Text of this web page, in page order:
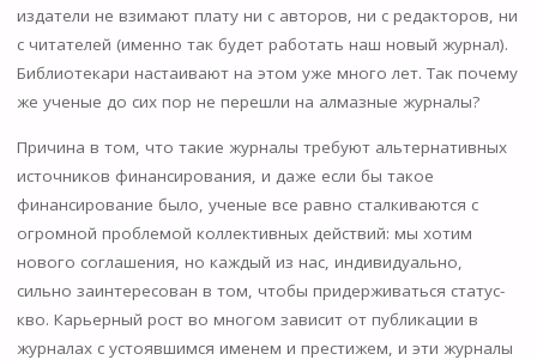
издатели не взимают плату ни с авторов, ни с редакторов, ни
с читателей (именно так будет работать наш новый журнал).
Библиотекари настаивают на этом уже много лет. Так почему
же ученые до сих пор не перешли на алмазные журналы?
Причина в том, что такие журналы требуют альтернативных
источников финансирования, и даже если бы такое
финансирование было, ученые все равно сталкиваются с
огромной проблемой коллективных действий: мы хотим
нового соглашения, но каждый из нас, индивидуально,
сильно заинтересован в том, чтобы придерживаться статус-
кво. Карьерный рост во многом зависит от публикации в
журналах с устоявшимся именем и престижем, и эти журналы